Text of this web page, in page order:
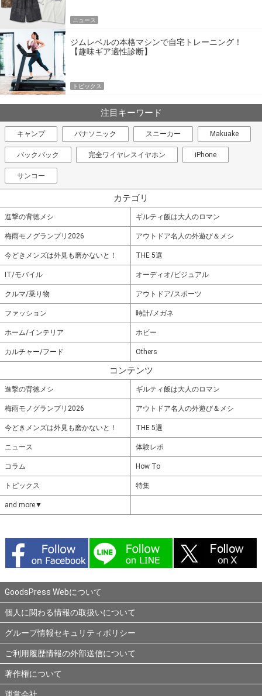
ニュース
ジムレベルの本格マシンで自宅トレーニング！
【趣味ギア適性診断】
トピックス
注目キーワード
キャンプ パナソニック スニーカー Makuake
バックパック 完全ワイヤレスイヤホン iPhone
サンコー
カテゴリ
進撃の背徳メシ ギルティ飯は大人のロマン
梅雨モノグランプリ2026 アウトドア名人の外遊び＆メシ
今どきメンズは外見も磨かないと！ THE 5選
IT/モバイル オーディオ/ビジュアル
クルマ/乗り物 アウトドア/スポーツ
ファッション 時計/メガネ
ホーム/インテリア ホビー
カルチャー/フード Others
コンテンツ
進撃の背徳メシ ギルティ飯は大人のロマン
梅雨モノグランプリ2026 アウトドア名人の外遊び＆メシ
今どきメンズは外見も磨かないと！ THE 5選
ニュース 体験レポ
コラム How To
トピックス 特集
and more▼
GoodsPress Webについて
個人に関わる情報の取扱いについて
グループ情報セキュリティポリシー
ご利用履歴情報の外部送信について
著作権について
運営会社